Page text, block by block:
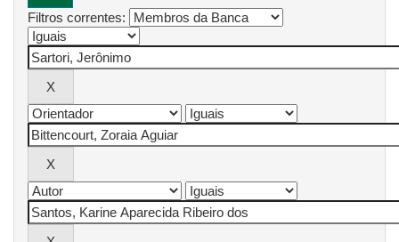
Filtros correntes: